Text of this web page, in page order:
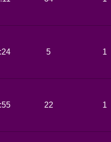
5 1
22 1